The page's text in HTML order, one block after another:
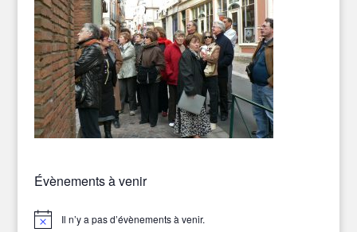
Évènements à venir
Notice Il n’y a pas d’évènements à venir.